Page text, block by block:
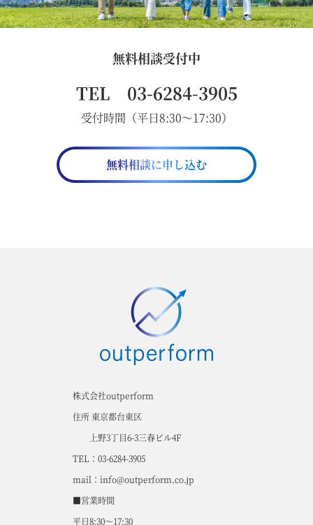
無料相談受付中
TEL 03-6284-3905
受付時間（平日8:30～17:30）
無料相談に申し込む
株式会社outperform
住所 東京都台東区
上野3丁目6-3三春ビル4F
TEL：03-6284-3905
mail：info@outperform.co.jp
■営業時間
平日8:30～17:30